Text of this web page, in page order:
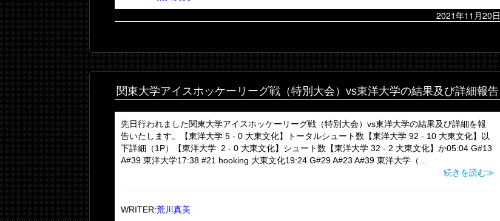
2021年11月20日
関東大学アイスホッケーリーグ戦（特別大会）vs東洋大学の結果及び詳細報告
先日行われました関東大学アイスホッケーリーグ戦（特別大会）vs東洋大学の結果及び詳細を報
告いたします。【東洋大学 5 - 0 大東文化】トータルシュート数【東洋大学 92 - 10 大東文化】以
下詳細（1P）【東洋大学 2 - 0 大東文化】シュート数【東洋大学 32 - 2 大東文化】か05:04 G#13
A#39 東洋大学17:38 #21 hooking 大東文化19:24 G#29 A#23 A#39 東洋大学（...
続きを読む≫
WRITER:荒川真美